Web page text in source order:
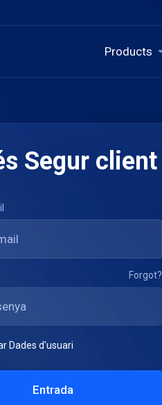
Products
Segur client
Forgot?
Dades d'usuari
Entrada